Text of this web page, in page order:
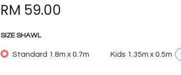
RM 59.00
SIZE SHAWL
Standard 1.8m x 0.7m Kids 1.35m x 0.5m